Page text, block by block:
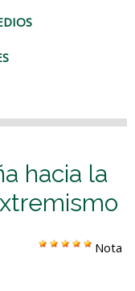
hacia la
Nota